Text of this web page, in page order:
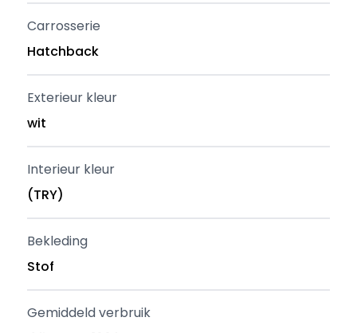
Carrosserie
Hatchback
Exterieur kleur
wit
Interieur kleur
(TRY)
Bekleding
Stof
Gemiddeld verbruik